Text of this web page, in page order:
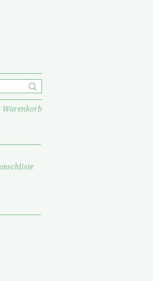
Warenkorb